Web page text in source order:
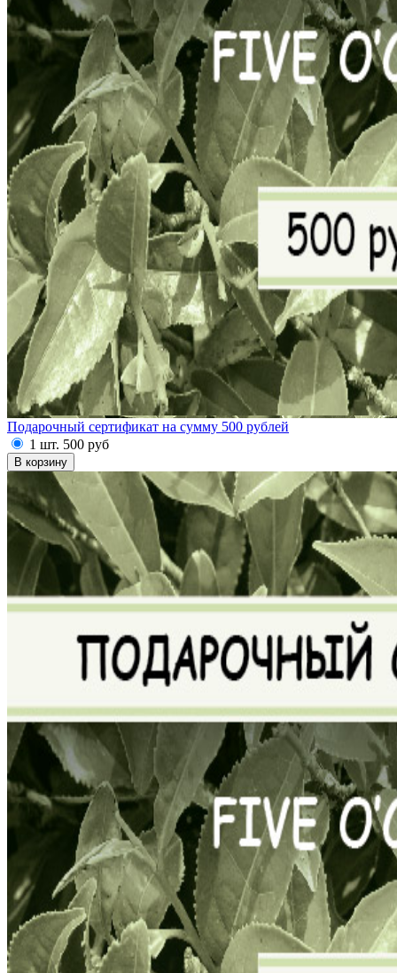
Подарочный сертификат на сумму 500 рублей
1 шт. 500 руб